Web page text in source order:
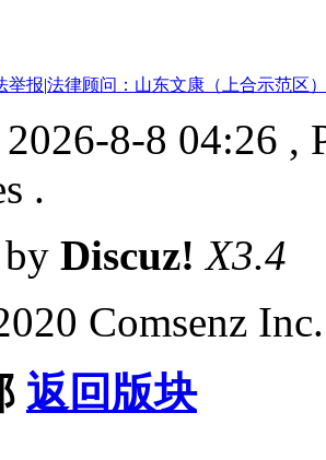
举报|法律顾问：山东文康（上合示范区
8-8 04:26 ,
.
Discuz! X3.4
Comsenz Inc.
返回版块